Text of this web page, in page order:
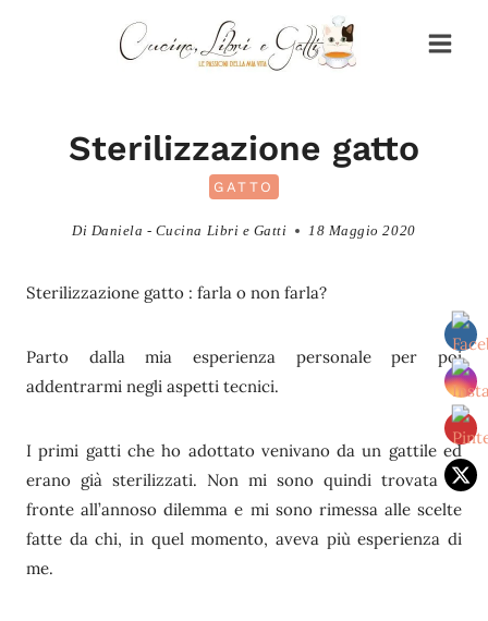
Sterilizzazione gatto
GATTO
Di Daniela - Cucina Libri e Gatti 18 Maggio 2020
Sterilizzazione gatto : farla o non farla?
Parto dalla mia esperienza personale per poi
addentrarmi negli aspetti tecnici.
I primi gatti che ho adottato venivano da un gattile ed
erano già sterilizzati. Non mi sono quindi trovata di
fronte all’annoso dilemma e mi sono rimessa alle scelte
fatte da chi, in quel momento, aveva più esperienza di
me.